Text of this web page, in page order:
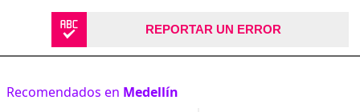
REPORTAR UN ERROR
Recomendados en Medellín